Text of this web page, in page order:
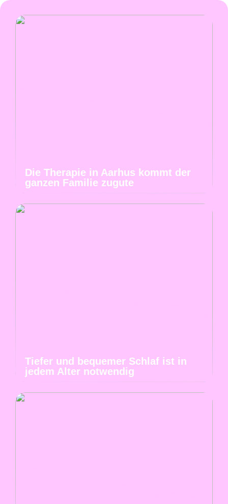
Die Therapie in Aarhus kommt der
ganzen Familie zugute
Tiefer und bequemer Schlaf ist in
jedem Alter notwendig